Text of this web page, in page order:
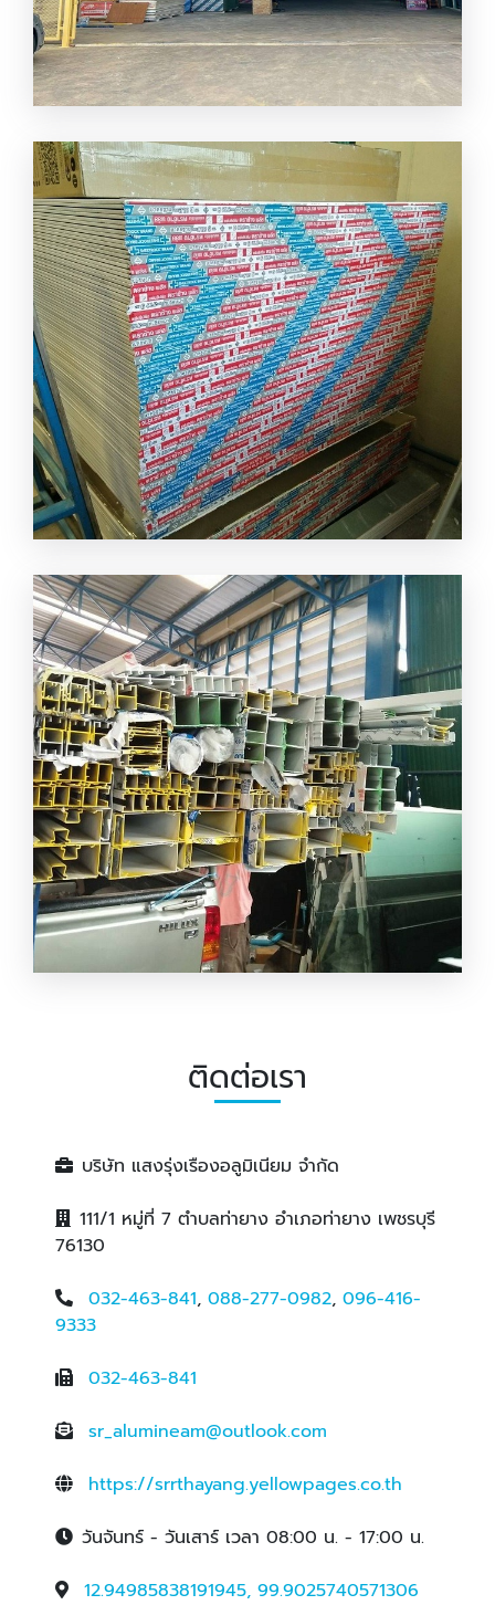
จำหน่ายอลูมิเนียม เพชรบุรี
จำหน่ายยิปซั่ม บอร์ด เพชรบุรี
จำหน่ายอลูมิเนียม เพชรบุรี
ติดต่อเรา
บริษัท แสงรุ่งเรืองอลูมิเนียม จำกัด
111/1 หมู่ที่ 7 ตำบลท่ายาง อำเภอท่ายาง เพชรบุรี
76130
032-463-841, 088-277-0982, 096-416-
9333
032-463-841
sr_alumineam@outlook.com
https://srrthayang.yellowpages.co.th
วันจันทร์ - วันเสาร์ เวลา 08:00 น. - 17:00 น.
12.94985838191945, 99.9025740571306